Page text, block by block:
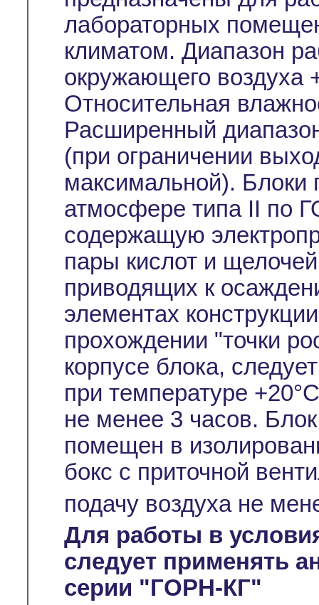
лабораторных
климатом. Диапазон
окружающего воздуха
Относительная
Расширенный
(при ограничении
максимальной). Блоки
атмосфере типа II по
содержащую
пары кислот и
приводящих к
элементах
прохождении "точки
корпусе блока,
при температуре
не менее 3 часов.
помещен в
бокс с приточной
подачу воздуха не
Для работы в
следует применять
серии "ГОРН-КГ"